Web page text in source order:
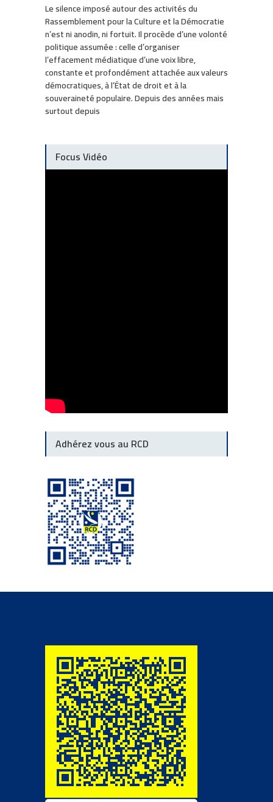
Le silence imposé autour des activités du
Rassemblement pour la Culture et la Démocratie
n’est ni anodin, ni fortuit. Il procède d’une volonté
politique assumée : celle d’organiser
l’effacement médiatique d’une voix libre,
constante et profondément attachée aux valeurs
démocratiques, à l’État de droit et à la
souveraineté populaire. Depuis des années mais
surtout depuis
Focus Vidéo
Adhérez vous au RCD